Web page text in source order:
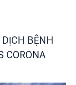
BỆNH
CORONA